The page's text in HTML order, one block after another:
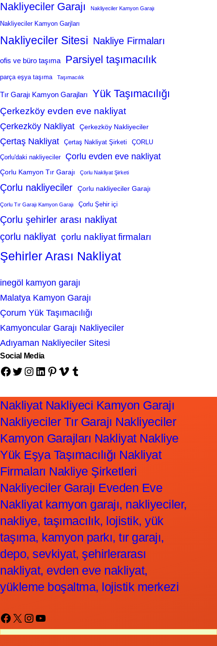
Nakliyeciler Garajı Nakliyeciler Kamyon Garajı
Nakliyeciler Kamyon Garjları
Nakliyeciler Sitesi Nakliye Firmaları
ofis ve büro taşıma Parsiyel taşımacılık
parça eşya taşıma Taşımacılık
Tır Garajı Kamyon Garajları Yük Taşımacılığı
Çerkezköy evden eve nakliyat
Çerkezköy Nakliyat Çerkezköy Nakliyeciler
Çertaş Nakliyat Çertaş Nakliyat Şirketi ÇORLU
Çorlu'daki nakliyeciler Çorlu evden eve nakliyat
Çorlu Kamyon Tır Garajı Çorlu Nakliyat Şirketi
Çorlu nakliyeciler Çorlu nakliyeciler Garajı
Çorlu Tır Garajı Kamyon Garajı Çorlu Şehir içi
Çorlu şehirler arası nakliyat
çorlu nakliyat çorlu nakliyat firmaları
Şehirler Arası Nakliyat
inegöl kamyon garajı
Malatya Kamyon Garajı
Çorum Yük Taşımacılığı
Kamyoncular Garajı Nakliyeciler
Adıyaman Nakliyeciler Sitesi
Social Media
Facebook Twitter Instagram LinkedIn Pinterest Vimeo Tumblr
Nakliyat Nakliyeci Kamyon Garajı
Nakliyeciler Tır Garajı Nakliyeciler
Kamyon Garajları Nakliyat Nakliye
Yük Eşya Taşımacılığı Nakliyat
Firmaları Nakliye Şirketleri
Nakliyeciler Garajı Eveden Eve
Nakliyat kamyon garajı, nakliyeciler,
nakliye, taşımacılık, lojistik, yük
taşıma, kamyon parkı, tır garajı,
depo, sevkiyat, şehirlerarası
nakliyat, evden eve nakliyat,
yükleme boşaltma, lojistik merkezi
Facebook X Instagram YouTube